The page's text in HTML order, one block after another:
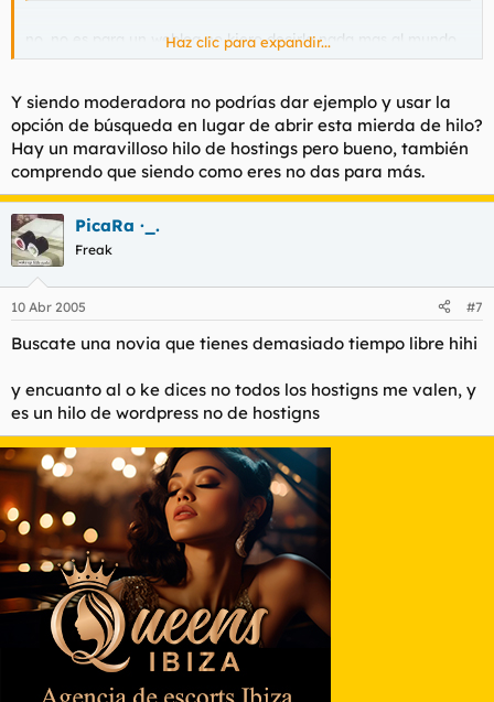
no, no es para un weblog no kiero decirle nada mas al mundo,
aun asi estoy pensando en pagar un hosting pero como jamas
aceptan sugerencias pro ke estoy un poco hasta el culo de los
hostings gratuitos hihi
Haz clic para expandir...
Y siendo moderadora no podrías dar ejemplo y usar la
opción de búsqueda en lugar de abrir esta mierda de hilo?
Hay un maravilloso hilo de hostings pero bueno, también
comprendo que siendo como eres no das para más.
PicaRa ·_.
Freak
10 Abr 2005 #7
Buscate una novia que tienes demasiado tiempo libre hihi
y encuanto al o ke dices no todos los hostigns me valen, y
es un hilo de wordpress no de hostigns